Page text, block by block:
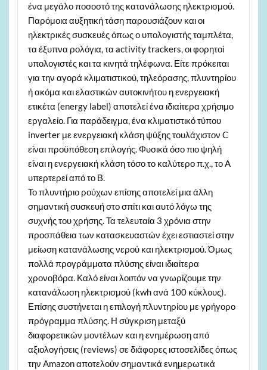
ένα μεγάλο ποσοστό της κατανάλωσης ηλεκτρισμού.
Παρόμοια αυξητική τάση παρουσιάζουν και οι
ηλεκτρικές συσκευές όπως ο υπολογιστής ταμπλέτα,
τα έξυπνα ρολόγια, τα activity trackers, οι φορητοί
υπολογιστές και τα κινητά τηλέφωνα. Είτε πρόκειται
για την αγορά κλιματιστικού, τηλεόρασης, πλυντηρίου
ή ακόμα και ελαστικών αυτοκινήτου η ενεργειακή
ετικέτα (energy label) αποτελεί ένα ιδιαίτερα χρήσιμο
εργαλείο. Για παράδειγμα, ένα κλιματιστικό τύπου
inverter με ενεργειακή κλάση ψύξης τουλάχιστον C
είναι προϋπόθεση επιλογής. Φυσικά όσο πιο ψηλή
είναι η ενεργειακή κλάση τόσο το καλύτερο π.χ., το A
υπερτερεί από το Β.
Το πλυντήριο ρούχων επίσης αποτελεί μια άλλη
σημαντική συσκευή στο σπίτι και αυτό λόγω της
συχνής του χρήσης. Τα τελευταία 3 χρόνια στην
προσπάθεια των κατασκευαστών έχει εστιαστεί στην
μείωση κατανάλωσης νερού και ηλεκτρισμού. Όμως
πολλά προγράμματα πλύσης είναι ιδιαίτερα
χρονοβόρα. Καλό είναι λοιπόν να γνωρίζουμε την
κατανάλωση ηλεκτρισμού (kwh ανά 100 κύκλους).
Επίσης συστήνεται η επιλογή πλυντηρίου με γρήγορο
πρόγραμμα πλύσης. Η σύγκριση μεταξύ
διαφορετικών μοντέλων και η ενημέρωση από
αξιολογήσεις (reviews) σε διάφορες ιστοσελίδες όπως
την Amazon αποτελούν σημαντικά ενημερωτικά